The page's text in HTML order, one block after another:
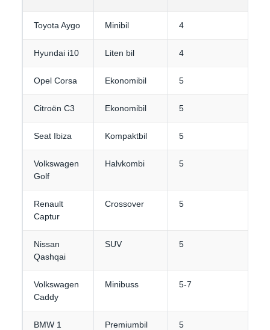
Toyota Aygo Minibil 4
Hyundai i10 Liten bil 4
Opel Corsa Ekonomibil 5
Citroën C3 Ekonomibil 5
Seat Ibiza Kompaktbil 5
Volkswagen
Golf
Halvkombi 5
Renault
Captur
Crossover 5
Nissan
Qashqai
SUV 5
Volkswagen
Caddy
Minibuss 5-7
BMW 1
Premiumbil 5